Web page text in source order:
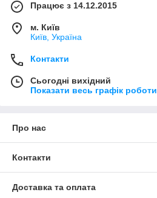
Працює з 14.12.2015
м. Київ
Київ, Україна
Контакти
Сьогодні вихідний
Показати весь графік роботи
Про нас
Контакти
Доставка та оплата